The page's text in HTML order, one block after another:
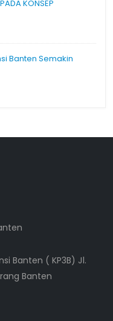
KONSEP
Banten Semakin
Banten ( KP3B) Jl.
Banten